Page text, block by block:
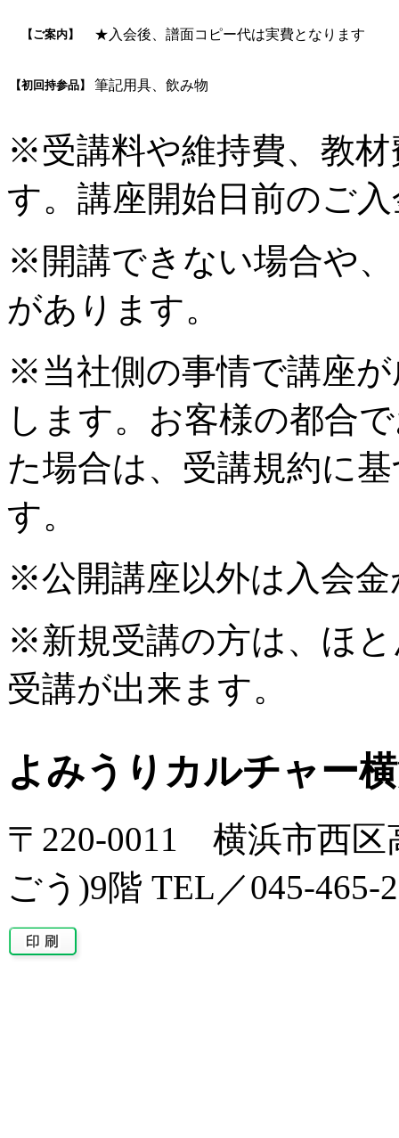
【ご案内】 ★入会後、譜面コピー代は実費となります
【初回持参品】 筆記用具、飲み物
※受講料や維持費、教
す。講座開始日前のご
※開講できない場合や
があります。
※当社側の事情で講座
します。お客様の都合
た場合は、受講規約に
す。
※公開講座以外は入会
※新規受講の方は、ほ
受講が出来ます。
よみうりカルチャー
〒220-0011 横浜市西区
ごう)9階 TEL／045-465-